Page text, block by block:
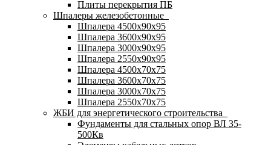
Плиты перекрытия ПБ
Шпалеры железобетонные
Шпалера 4500х90х95
Шпалера 3600х90х95
Шпалера 3000х90х95
Шпалера 2550х90х95
Шпалера 4500х70х75
Шпалера 3600х70х75
Шпалера 3000х70х75
Шпалера 2550х70х75
ЖБИ для энергетического строительства
Фундаменты для стальных опор ВЛ 35-
500Кв